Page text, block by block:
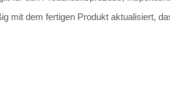
mit dem fertigen Produkt aktualisiert,